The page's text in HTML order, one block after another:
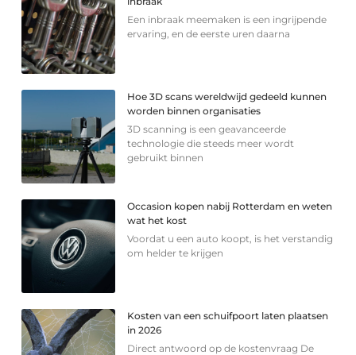
Een inbraak meemaken is een ingrijpende
ervaring, en de eerste uren daarna
Hoe 3D scans wereldwijd gedeeld kunnen
worden binnen organisaties
3D scanning is een geavanceerde
technologie die steeds meer wordt
gebruikt binnen
Occasion kopen nabij Rotterdam en weten
wat het kost
Voordat u een auto koopt, is het verstandig
om helder te krijgen
Kosten van een schuifpoort laten plaatsen
in 2026
Direct antwoord op de kostenvraag De